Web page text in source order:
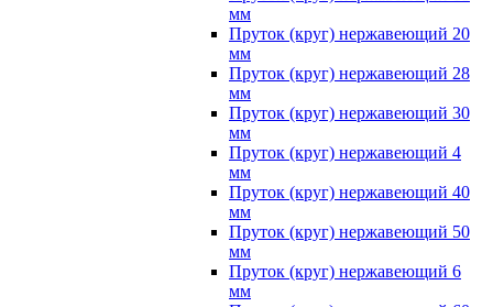
мм
Пруток (круг) нержавеющий 20
мм
Пруток (круг) нержавеющий 28
мм
Пруток (круг) нержавеющий 30
мм
Пруток (круг) нержавеющий 4
мм
Пруток (круг) нержавеющий 40
мм
Пруток (круг) нержавеющий 50
мм
Пруток (круг) нержавеющий 6
мм